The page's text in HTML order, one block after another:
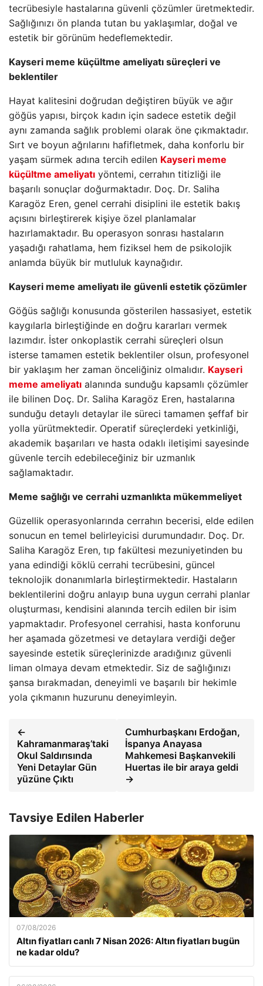
tecrübesiyle hastalarına güvenli çözümler üretmektedir.
Sağlığınızı ön planda tutan bu yaklaşımlar, doğal ve
estetik bir görünüm hedeflemektedir.
Kayseri meme küçültme ameliyatı süreçleri ve
beklentiler
Hayat kalitesini doğrudan değiştiren büyük ve ağır
göğüs yapısı, birçok kadın için sadece estetik değil
aynı zamanda sağlık problemi olarak öne çıkmaktadır.
Sırt ve boyun ağrılarını hafifletmek, daha konforlu bir
yaşam sürmek adına tercih edilen Kayseri meme
küçültme ameliyatı yöntemi, cerrahın titizliği ile
başarılı sonuçlar doğurmaktadır. Doç. Dr. Saliha
Karagöz Eren, genel cerrahi disiplini ile estetik bakış
açısını birleştirerek kişiye özel planlamalar
hazırlamaktadır. Bu operasyon sonrası hastaların
yaşadığı rahatlama, hem fiziksel hem de psikolojik
anlamda büyük bir mutluluk kaynağıdır.
Kayseri meme ameliyatı ile güvenli estetik çözümler
Göğüs sağlığı konusunda gösterilen hassasiyet, estetik
kaygılarla birleştiğinde en doğru kararları vermek
lazımdır. İster onkoplastik cerrahi süreçleri olsun
isterse tamamen estetik beklentiler olsun, profesyonel
bir yaklaşım her zaman önceliğiniz olmalıdır. Kayseri
meme ameliyatı alanında sunduğu kapsamlı çözümler
ile bilinen Doç. Dr. Saliha Karagöz Eren, hastalarına
sunduğu detaylı detaylar ile süreci tamamen şeffaf bir
yolla yürütmektedir. Operatif süreçlerdeki yetkinliği,
akademik başarıları ve hasta odaklı iletişimi sayesinde
güvenle tercih edebileceğiniz bir uzmanlık
sağlamaktadır.
Meme sağlığı ve cerrahi uzmanlıkta mükemmeliyet
Güzellik operasyonlarında cerrahın becerisi, elde edilen
sonucun en temel belirleyicisi durumundadır. Doç. Dr.
Saliha Karagöz Eren, tıp fakültesi mezuniyetinden bu
yana edindiği köklü cerrahi tecrübesini, güncel
teknolojik donanımlarla birleştirmektedir. Hastaların
beklentilerini doğru anlayıp buna uygun cerrahi planlar
oluşturması, kendisini alanında tercih edilen bir isim
yapmaktadır. Profesyonel cerrahisi, hasta konforunu
her aşamada gözetmesi ve detaylara verdiği değer
sayesinde estetik süreçlerinizde aradığınız güvenli
liman olmaya devam etmektedir. Siz de sağlığınızı
şansa bırakmadan, deneyimli ve başarılı bir hekimle
yola çıkmanın huzurunu deneyimleyin.
←
Kahramanmaraş’taki
Okul Saldırısında
Yeni Detaylar Gün
yüzüne Çıktı
Cumhurbaşkanı Erdoğan,
İspanya Anayasa
Mahkemesi Başkanvekili
Huertas ile bir araya geldi
→
Tavsiye Edilen Haberler
07/08/2026
Altın fiyatları canlı 7 Nisan 2026: Altın fiyatları bugün
ne kadar oldu?